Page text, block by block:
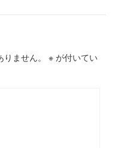
ません。 ※ が付いてい